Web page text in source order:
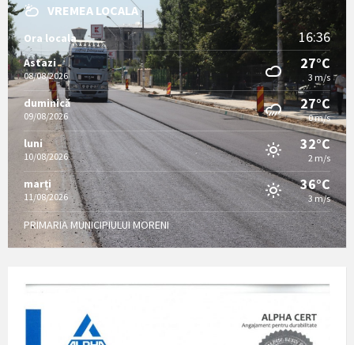
VREMEA LOCALA
Ora locala 16:36
Astazi
08/08/2026
27°C
3 m/s
duminică
09/08/2026
27°C
0 m/s
luni
10/08/2026
32°C
2 m/s
marți
11/08/2026
36°C
3 m/s
PRIMARIA MUNICIPIULUI MORENI